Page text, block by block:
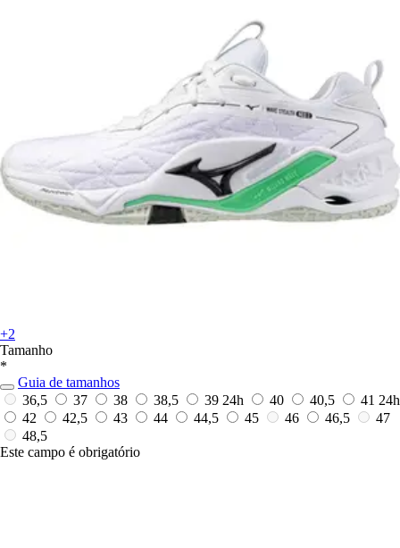
+2
Tamanho
*
Guia de tamanhos
36,5
37 38 38,5 39 24h 40 40,5 41 24h
42
42,5 43 44 44,5 45 46 46,5
47
48,5
Este campo é obrigatório